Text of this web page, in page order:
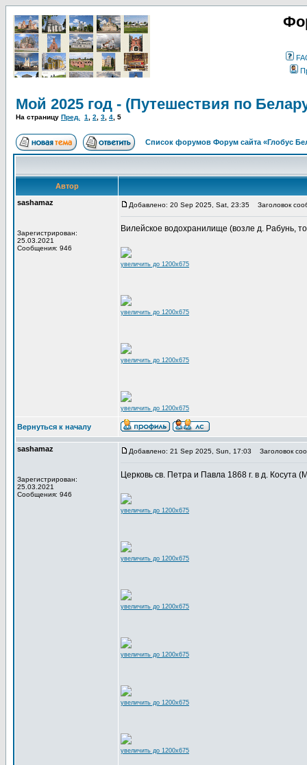
Мой 2025 год - (Путешествия по
На страницу Пред. 1 2 3 4 5
Список форумов Форум сайта «Глобус
Автор
sashamaz
Зарегистрирован:
25.03.2021
Сообщения: 946
Добавлено: 20 Sep 2025, Sat, 23:35 Заголовок
Вилейское водохранилище (возле д. Рабунь,
увеличить до 1200x675
увеличить до 1200x675
увеличить до 1200x675
увеличить до 1200x675
Вернуться к началу
sashamaz
Зарегистрирован:
25.03.2021
Сообщения: 946
Добавлено: 21 Sep 2025, Sun, 17:03 Заголовок
Церковь св. Петра и Павла 1868 г. в д. Косута
увеличить до 1200x675
увеличить до 1200x675
увеличить до 1200x675
увеличить до 1200x675
увеличить до 1200x675
увеличить до 1200x675